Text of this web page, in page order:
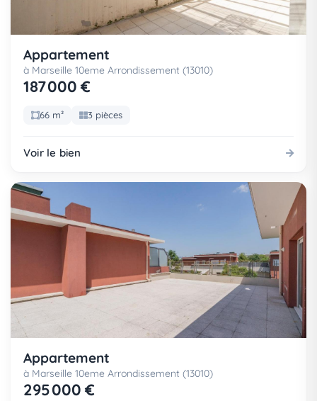
Appartement
à Marseille 10eme Arrondissement (13010)
187 000 €
66 m² 3 pièces
Voir le bien
Appartement
à Marseille 10eme Arrondissement (13010)
295 000 €